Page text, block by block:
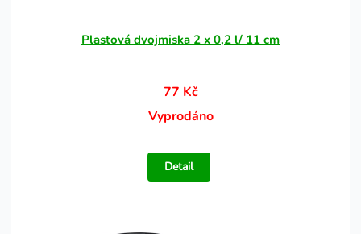
Plastová dvojmiska 2 x 0,2 l/ 11 cm
77 Kč
Vyprodáno
Detail